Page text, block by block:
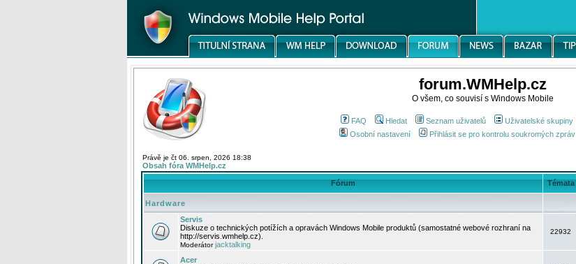
forum.WMHelp.cz
O všem, co souvisí s Windows Mobile
FAQ Hledat Seznam uživatelů Uživatelské skupiny
Osobní nastavení
Přihlásit se pro kontrolu soukromých zpráv
Právě je čt 06. srpen, 2026 18:38
Obsah fóra WMHelp.cz
Fórum Témata
Hardware
Servis
Diskuze o technických potížích a opravách Windows Mobile produktů (samostatné webové rozhraní na
http://servis.wmhelp.cz).
Moderátorjacktalking
22932
Acer